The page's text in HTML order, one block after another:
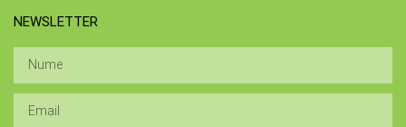
NEWSLETTER